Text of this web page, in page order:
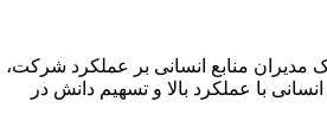
مدیران منابع انسانی بر عملکرد شرکت،
انسانی با عملکرد بالا و تسهیم دانش در